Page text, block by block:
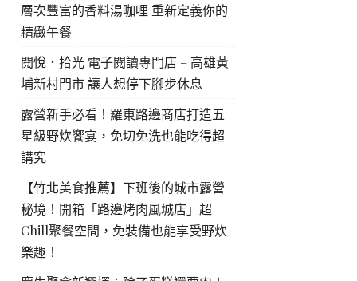
層次豐富的香料湯咖哩 重新定義你的
精緻午餐
閱悅．拾光 電子閱讀專門店 – 高雄黃
埔新村門市 讓人想停下腳步休息
露營新手必看！羅東路邊商店打造五
星級野炊饗宴，免切免洗也能吃得超
講究
【竹北美食推薦】下班後的城市露營
秘境！開箱「路邊烤肉風城店」超
Chill聚餐空間，免裝備也能享受野炊
樂趣！